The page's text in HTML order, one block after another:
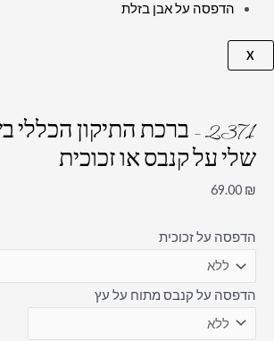
הדפסה על אבן בזלת
X
2371 – ברכת התיקון
שלי על קנבס או זכוכית
69.00 ₪
הדפסה על זכוכית
הדפסה על קנבס מתוח על עץ